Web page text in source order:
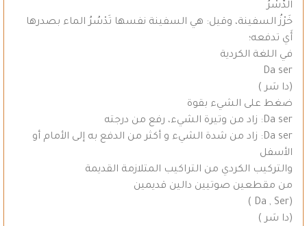
الدَّسْرُ
خَرْزُ السفينة، وقيل: هي السفينة نفسها تَدْسُرُ الماء بصدرها
أَي تدفعه؛
في اللغة الكردية
Da ser
(دا سَر )
ضغط على الشيء بقوة
Da ser: زاد من وتيرة الشيء، رفع من درجته
Da ser: زاد من شدة الشيء و أكثر من الدفع به إلى الأمام أو
الأسفل
والتركيب الكردي من التراكيب المتلازمة القديمة
من مقطعين صوتيين دالين قديمين
(Da , Ser )
(دا سَر )